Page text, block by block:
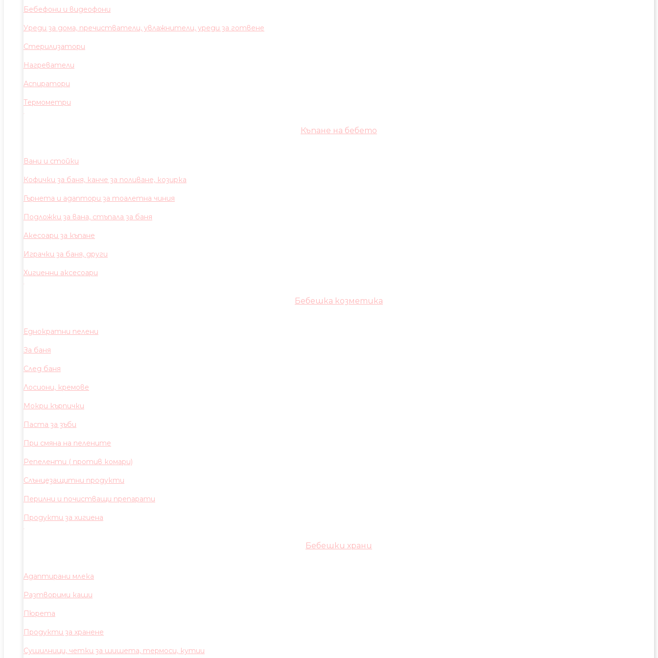
Бебефони и видеофони
Уреди за дома, пречистватели, увлажнители, уреди за готвене
Стерилизатори
Нагреватели
Аспиратори
Термометри
Къпане на бебето
Вани и стойки
Кофички за баня, канче за поливане, козирка
Гърнета и адаптори за тоалетна чиния
Подложки за вана, стъпала за баня
Акесоари за къпане
Играчки за баня, други
Хигиенни аксесоари
Бебешка козметика
Еднократни пелени
За баня
След баня
Лосиони, кремове
Мокри кърпички
Паста за зъби
При смяна на пелените
Репеленти ( против комари)
Слънцезащитни продукти
Перилни и почистващи препарати
Продукти за хигиена
Бебешки храни
Адаптирани млека
Разтворими каши
Пюрета
Продукти за хранене
Сушилници, четки за шишета, термоси, кутии